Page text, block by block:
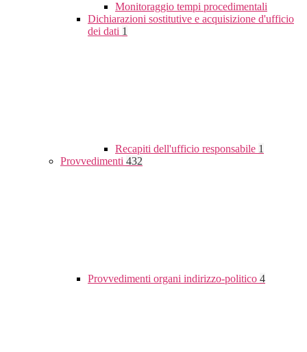
Monitoraggio tempi procedimentali
Dichiarazioni sostitutive e acquisizione d'ufficio
dei dati 1
Recapiti dell'ufficio responsabile 1
Provvedimenti 432
Provvedimenti organi indirizzo-politico 4